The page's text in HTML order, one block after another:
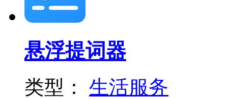
悬浮提词器
类型： 生活服务